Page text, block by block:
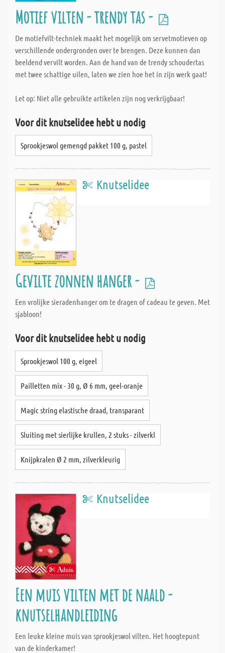
Motief vilten - trendy tas -
De motiefvilt-techniek maakt het mogelijk om servetmotieven op
verschillende ondergronden over te brengen. Deze kunnen dan
beeldend vervilt worden. Aan de hand van de trendy schoudertas
met twee schattige uilen, laten we zien hoe het in zijn werk gaat!
Let op: Niet alle gebruikte artikelen zijn nog verkrijgbaar!
Voor dit knutselidee hebt u nodig
Sprookjeswol gemengd pakket 100 g, pastel
Knutselidee
Gevilte zonnen hanger -
Een vrolijke sieradenhanger om te dragen of cadeau te geven. Met
sjabloon!
Voor dit knutselidee hebt u nodig
Sprookjeswol 100 g, eigeel
Pailletten mix - 30 g, Ø 6 mm, geel-oranje
Magic string elastische draad, transparant
Sluiting met sierlijke krullen, 2 stuks - zilverkl
Knijpkralen Ø 2 mm, zilverkleurig
Knutselidee
Een muis vilten met de naald -
knutselhandleiding
Een leuke kleine muis van sprookjeswol vilten. Het hoogtepunt
van de kinderkamer!